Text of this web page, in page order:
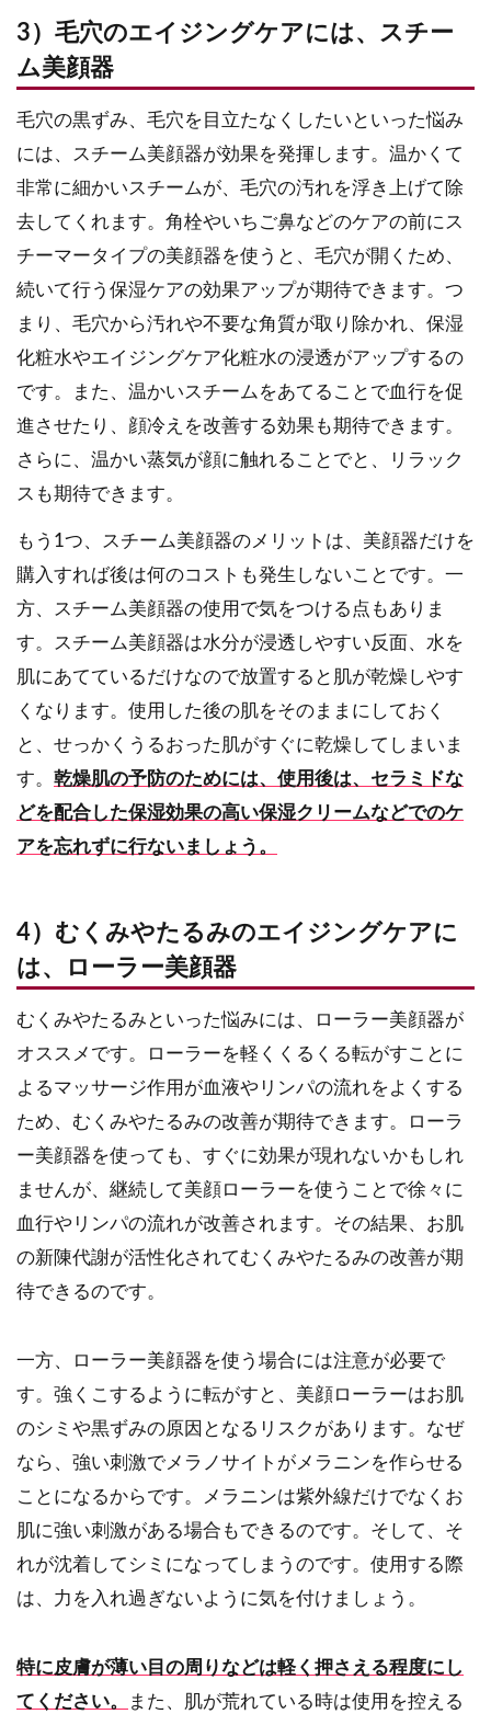
3）毛穴のエイジングケアには、スチー
ム美顔器
毛穴の黒ずみ、毛穴を目立たなくしたいといった悩み
には、スチーム美顔器が効果を発揮します。温かくて
非常に細かいスチームが、毛穴の汚れを浮き上げて除
去してくれます。角栓やいちご鼻などのケアの前にス
チーマータイプの美顔器を使うと、毛穴が開くため、
続いて行う保湿ケアの効果アップが期待できます。つ
まり、毛穴から汚れや不要な角質が取り除かれ、保湿
化粧水やエイジングケア化粧水の浸透がアップするの
です。また、温かいスチームをあてることで血行を促
進させたり、顔冷えを改善する効果も期待できます。
さらに、温かい蒸気が顔に触れることでと、リラック
スも期待できます。
もう1つ、スチーム美顔器のメリットは、美顔器だけを
購入すれば後は何のコストも発生しないことです。一
方、スチーム美顔器の使用で気をつける点もありま
す。スチーム美顔器は水分が浸透しやすい反面、水を
肌にあてているだけなので放置すると肌が乾燥しやす
くなります。使用した後の肌をそのままにしておく
と、せっかくうるおった肌がすぐに乾燥してしまいま
す。 乾燥肌の予防のためには、使用後は、 セラミドな
どを配合した保湿効果の高い保湿クリームなどでのケ
アを忘れずに行ないましょう。
4）むくみやたるみのエイジングケアに
は、ローラー美顔器
むくみやたるみといった悩みには、ローラー美顔器が
オススメです。ローラーを軽くくるくる転がすことに
よるマッサージ作用が血液やリンパの流れをよくする
ため、むくみやたるみの改善が期待できます。ローラ
ー美顔器を使っても、すぐに効果が現れないかもしれ
ませんが、継続して美顔ローラーを使うことで徐々に
血行やリンパの流れが改善されます。その結果、お肌
の新陳代謝が活性化されてむくみやたるみの改善が期
待できるのです。
一方、ローラー美顔器を使う場合には注意が必要で
す。強くこするように転がすと、美顔ローラーはお肌
のシミや黒ずみの原因となるリスクがあります。なぜ
なら、強い刺激でメラノサイトがメラニンを作らせる
ことになるからです。メラニンは紫外線だけでなくお
肌に強い刺激がある場合もできるのです。そして、そ
れが沈着してシミになってしまうのです。使用する際
は、力を入れ過ぎないように気を付けましょう。
特に皮膚が薄い目の周りなどは軽く押さえる程度にし
てください。
また、肌が荒れている時は使用を控える